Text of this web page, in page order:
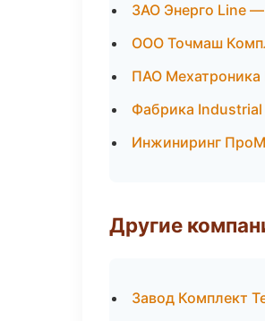
ЗАО Энерго Line
ООО Точмаш
ПАО
Фабрика
Инжиниринг
Другие
Завод Комплект